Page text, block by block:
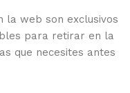
la web son exclusivos
para retirar en la
que necesites antes